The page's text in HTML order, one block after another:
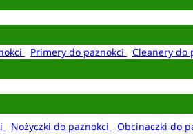
Primery do paznokci Cleanery do
Nożyczki do paznokci Obcinaczki do